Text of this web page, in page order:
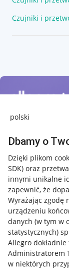
Dbamy o
Dzięki plikom
SDK) oraz
innymi unikalne
zapewnić, że
Wyrażając zgodę
urządzeniu
danych (w tym w
statystycznych)
Allegro
Administratorem
w niektórych
Czujniki i